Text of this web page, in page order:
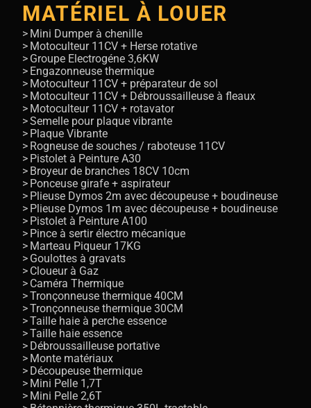
MATÉRIEL À LOUER
Mini Dumper à chenille
Motoculteur 11CV + Herse rotative
Groupe Electrogéne 3,6KW
Engazonneuse thermique
Motoculteur 11CV + préparateur de sol
Motoculteur 11CV + Débroussailleuse à fleaux
Motoculteur 11CV + rotavator
Semelle pour plaque vibrante
Plaque Vibrante
Rogneuse de souches / raboteuse 11CV
Pistolet à Peinture A30
Broyeur de branches 18CV 10cm
Ponceuse girafe + aspirateur
Plieuse Dymos 2m avec découpeuse + boudineuse
Plieuse Dymos 1m avec découpeuse + boudineuse
Pistolet à Peinture A100
Pince à sertir électro mécanique
Marteau Piqueur 17KG
Goulottes à gravats
Cloueur à Gaz
Caméra Thermique
Tronçonneuse thermique 40CM
Tronçonneuse thermique 30CM
Taille haie à perche essence
Taille haie essence
Débroussailleuse portative
Monte matériaux
Découpeuse thermique
Mini Pelle 1,7T
Mini Pelle 2,6T